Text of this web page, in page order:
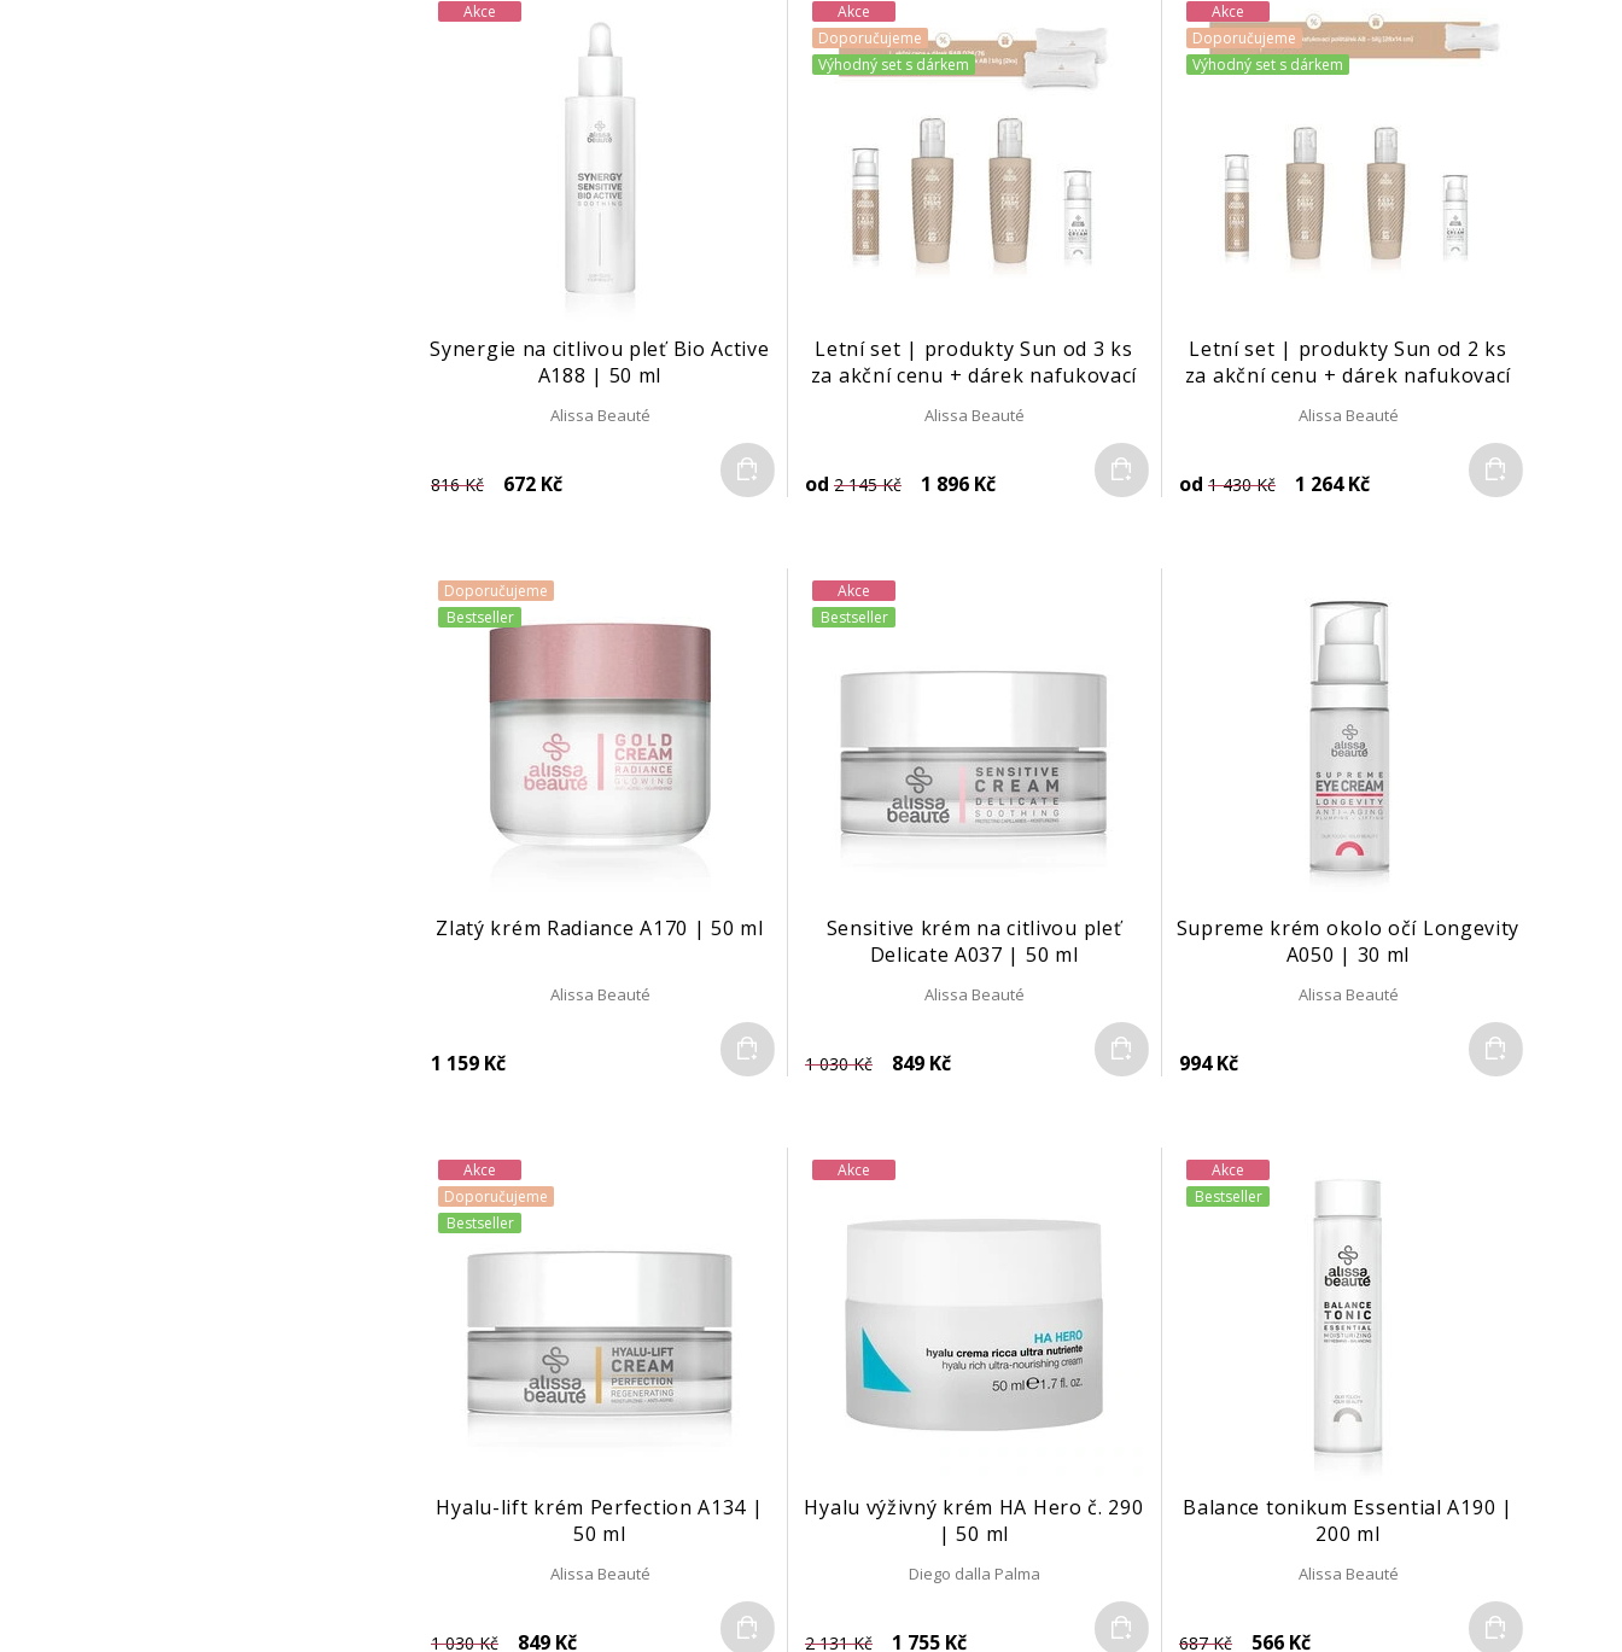
Akce
Synergie na citlivou pleť Bio Active
A188 | 50 ml
Alissa Beauté
816 Kč 672 Kč
Do košíku
Akce
Doporučujeme
Výhodný set s dárkem
Letní set | produkty Sun od 3 ks
za akční cenu + dárek nafukovací
Alissa Beauté
od 2 145 Kč 1 896 Kč
Do košíku
Akce
Doporučujeme
Výhodný set s dárkem
Letní set | produkty Sun od 2 ks
za akční cenu + dárek nafukovací
Alissa Beauté
od 1 430 Kč 1 264 Kč
Do košíku
Doporučujeme
Bestseller
Zlatý krém Radiance A170 | 50 ml
Alissa Beauté
1 159 Kč
Do košíku
Akce
Bestseller
Sensitive krém na citlivou pleť
Delicate A037 | 50 ml
Alissa Beauté
1 030 Kč 849 Kč
Do košíku
Supreme krém okolo očí Longevity
A050 | 30 ml
Alissa Beauté
994 Kč
Do košíku
Akce
Doporučujeme
Bestseller
Hyalu-lift krém Perfection A134 |
50 ml
Alissa Beauté
1 030 Kč 849 Kč
Do košíku
Akce
Hyalu výživný krém HA Hero č. 290
| 50 ml
Diego dalla Palma
2 131 Kč 1 755 Kč
Do košíku
Akce
Bestseller
Balance tonikum Essential A190 |
200 ml
Alissa Beauté
687 Kč 566 Kč
Do košíku